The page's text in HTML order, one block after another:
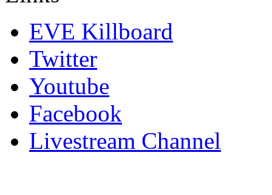
EVE Killboard
Twitter
Youtube
Facebook
Livestream Channel